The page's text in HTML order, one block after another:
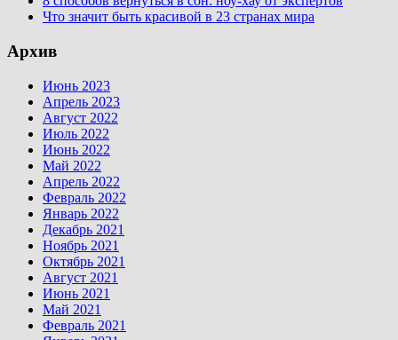
Что значит быть красивой в 23 странах мира
Архив
Июнь 2023
Апрель 2023
Август 2022
Июль 2022
Июнь 2022
Май 2022
Апрель 2022
Февраль 2022
Январь 2022
Декабрь 2021
Ноябрь 2021
Октябрь 2021
Август 2021
Июнь 2021
Май 2021
Февраль 2021